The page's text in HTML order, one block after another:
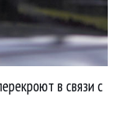
в связи с